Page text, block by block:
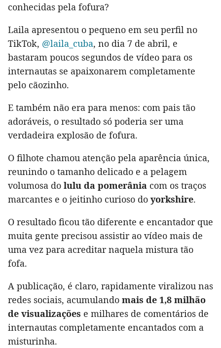
conhecidas pela fofura?
Laila apresentou o pequeno em seu perfil no
TikTok, @laila_cuba, no dia 7 de abril, e
bastaram poucos segundos de vídeo para os
internautas se apaixonarem completamente
pelo cãozinho.
E também não era para menos: com pais tão
adoráveis, o resultado só poderia ser uma
verdadeira explosão de fofura.
O filhote chamou atenção pela aparência única,
reunindo o tamanho delicado e a pelagem
volumosa do lulu da pomerânia com os traços
marcantes e o jeitinho curioso do yorkshire.
O resultado ficou tão diferente e encantador que
muita gente precisou assistir ao vídeo mais de
uma vez para acreditar naquela mistura tão
fofa.
A publicação, é claro, rapidamente viralizou nas
redes sociais, acumulando mais de 1,8 milhão
de visualizações e milhares de comentários de
internautas completamente encantados com a
misturinha.